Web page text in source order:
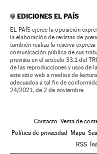
©EDICIONES EL PAÍS
EL PAÍS ejerce la oposición
la elaboración de revistas de
también realiza la reserva
comunicación pública de sus
prevista en el artículo 33.1 del
de las reproducciones y usos de
este sitio web a medios de
adecuados a tal fin de
24/2021, de 2 de noviembre
Contacto Venta de
Política de privacidad
Mapa
RSS